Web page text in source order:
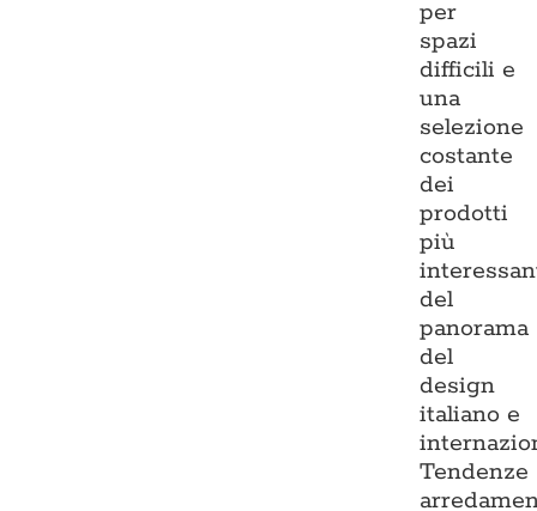
per
spazi
difficili e
una
selezione
costante
dei
prodotti
più
del
panorama
del
design
italiano e
Tendenze